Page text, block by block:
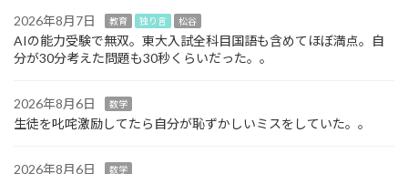
2026年8月7日 教育 独り言 松谷
AIの能力受験で無双。東大入試全科目国語も含めてほぼ満点。自
分が30分考えた問題も30秒くらいだった。。
2026年8月6日 数学
生徒を叱咤激励してたら自分が恥ずかしいミスをしていた。。
2026年8月6日 数学